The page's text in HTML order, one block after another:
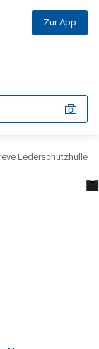
Zur App
Lederschutzhülle